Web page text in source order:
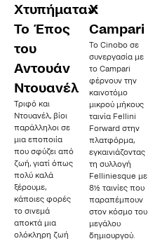
Χτυπήματα»:
Το Έπος
του
Αντουάν
Ντουανέλ
Τριφό και
Ντουανέλ, βίοι
παράλληλοι σε
μια εποποιία
που σφύζει από
ζωή, γιατί όπως
πολύ καλά
ξέρουμε,
κάποιες φορές
το σινεμά
αποκτά μια
ολόκληρη ζωή
X
Campari
Το Cinobo σε
συνεργασία με
το Campari
φέρνουν την
καινοτόμο
μικρού μήκους
ταινία Fellini
Forward στην
πλατφόρμα,
εγκαινιάζοντας
τη συλλογή
Felliniesque με
8½ ταινίες που
παραπέμπουν
στον κόσμο του
μεγάλου
δημιουργού.